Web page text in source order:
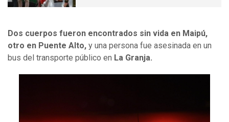
Dos cuerpos fueron encontrados sin vida en Maipú,
otro en Puente Alto, y una persona fue asesinada en un
bus del transporte público en La Granja.